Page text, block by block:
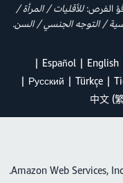
للأقليات / المرأة /
/ التوجه الجنسي / السن.
English
Español
Türkçe
Ρусский
中文 (
حقوق الطبع والنشر © لعام 2024 لصالح شركة Amazon Web Services, Inc.